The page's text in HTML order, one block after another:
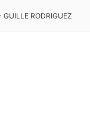
GUILLE RODRIGUEZ